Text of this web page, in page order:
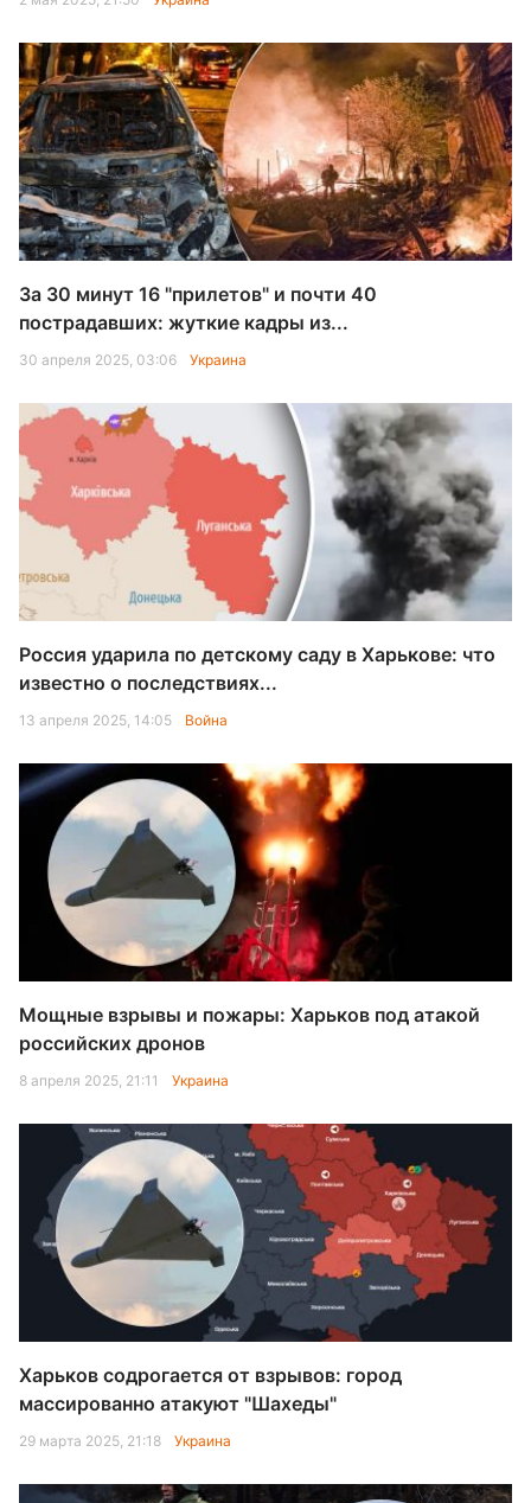
За 30 минут 16 "прилетов" и почти 40
пострадавших: жуткие кадры из...
30 апреля 2025, 03:06 Украина
Россия ударила по детскому саду в Харькове: что
известно о последствиях...
13 апреля 2025, 14:05 Война
Мощные взрывы и пожары: Харьков под атакой
российских дронов
8 апреля 2025, 21:11 Украина
Харьков содрогается от взрывов: город
массированно атакуют "Шахеды"
29 марта 2025, 21:18 Украина